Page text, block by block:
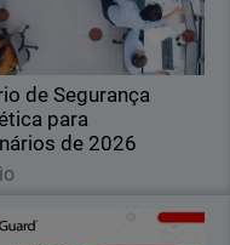
de Segurança
para
de 2026
estão aumentando
para empresas de todos os
Leia agora
Firebox M4850